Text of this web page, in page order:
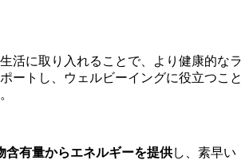
活に取り入れることで、より健康的なラ
ートし、ウェルビーイングに役立つこと
含有量からエネルギーを提供し、素早い